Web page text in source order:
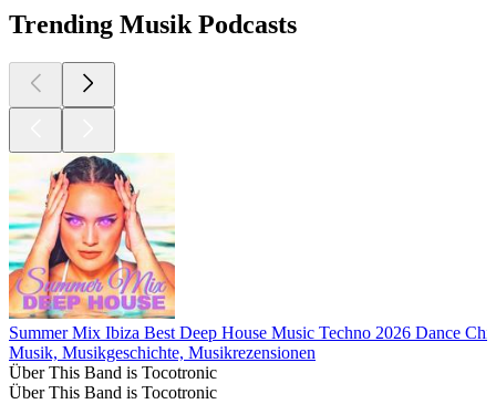
Trending Musik Podcasts
Summer Mix Ibiza Best Deep House Music Techno 2026 Dance
Musik, Musikgeschichte, Musikrezensionen
Über This Band is Tocotronic
Über This Band is Tocotronic